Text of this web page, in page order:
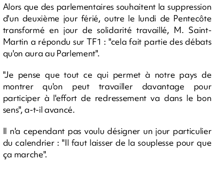
Alors que des parlementaires souhaitent la suppression
d'un deuxième jour férié, outre le lundi de Pentecôte
transformé en jour de solidarité travaillé, M. Saint-
Martin a répondu sur TF1 : "cela fait partie des débats
qu'on aura au Parlement".
"Je pense que tout ce qui permet à notre pays de
montrer qu'on peut travailler davantage pour
participer à l'effort de redressement va dans le bon
sens", a-t-il avancé.
Il n'a cependant pas voulu désigner un jour particulier
du calendrier : "Il faut laisser de la souplesse pour que
ça marche".